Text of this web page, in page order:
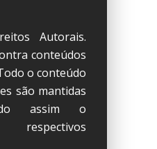
Autorais.
conteúdos
o conteúdo
são mantidas
assim o